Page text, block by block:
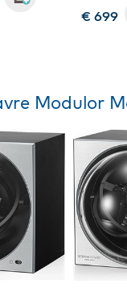
€ 699
Modulor